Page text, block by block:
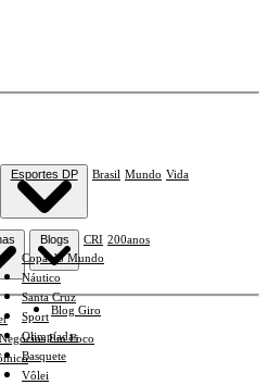
Esportes DP
Copa do Mundo
Náutico
Santa Cruz
Sport
Olimpíadas
Basquete
Vôlei
Brasil Mundo Vida
Em Foco
Blogs
Blog Giro
CRI 200anos